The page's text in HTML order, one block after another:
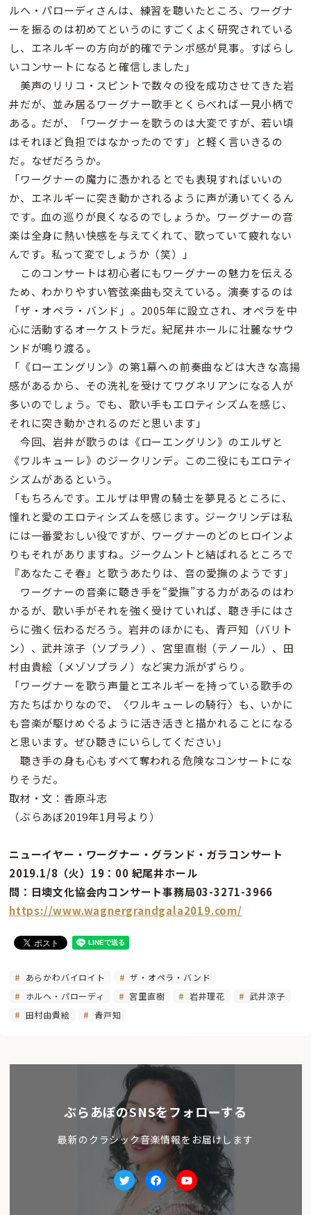
ルヘ・パローディさんは、練習を聴いたところ、ワーグナ
ーを振るのは初めてというのにすごくよく研究されている
し、エネルギーの方向が的確でテンポ感が見事。すばらし
いコンサートになると確信しました」
美声のリリコ・スピントで数々の役を成功させてきた岩
井だが、並み居るワーグナー歌手とくらべれば一見小柄で
ある。だが、「ワーグナーを歌うのは大変ですが、若い頃
はそれほど負担ではなかったのです」と軽く言いきるの
だ。なぜだろうか。
「ワーグナーの魔力に憑かれるとでも表現すればいいの
か、エネルギーに突き動かされるように声が湧いてくるん
です。血の巡りが良くなるのでしょうか。ワーグナーの音
楽は全身に熱い快感を与えてくれて、歌っていて疲れない
んです。私って変でしょうか（笑）」
このコンサートは初心者にもワーグナーの魅力を伝える
ため、わかりやすい管弦楽曲も交えている。演奏するのは
「ザ・オペラ・バンド」。2005年に設立され、オペラを中
心に活動するオーケストラだ。紀尾井ホールに壮麗なサウ
ンドが鳴り渡る。
「《ローエングリン》の第1幕への前奏曲などは大きな高揚
感があるから、その洗礼を受けてワグネリアンになる人が
多いのでしょう。でも、歌い手もエロティシズムを感じ、
それに突き動かされるのだと思います」
今回、岩井が歌うのは《ローエングリン》のエルザと
《ワルキューレ》のジークリンデ。この二役にもエロティ
シズムがあるという。
「もちろんです。エルザは甲冑の騎士を夢見るところに、
憧れと愛のエロティシズムを感じます。ジークリンデは私
には一番愛おしい役ですが、ワーグナーのどのヒロインよ
りもそれがありますね。ジークムントと結ばれるところで
『あなたこそ春』と歌うあたりは、音の愛撫のようです」
ワーグナーの音楽に聴き手を“愛撫”する力があるのはわ
かるが、歌い手がそれを強く受けていれば、聴き手にはさ
らに強く伝わるだろう。岩井のほかにも、青戸知（バリト
ン）、武井涼子（ソプラノ）、宮里直樹（テノール）、田
村由貴絵（メゾソプラノ）など実力派がずらり。
「ワーグナーを歌う声量とエネルギーを持っている歌手の
方たちばかりなので、〈ワルキューレの騎行〉も、いかに
も音楽が駆けめぐるように活き活きと描かれることになる
と思います。ぜひ聴きにいらしてください」
聴き手の身も心もすべて奪われる危険なコンサートにな
りそうだ。
取材・文：香原斗志
（ぶらあぼ2019年1月号より）
ニューイヤー・ワーグナー・グランド・ガラコンサート
2019.1/8（火）19：00 紀尾井ホール
問：日墺文化協会内コンサート事務局03-3271-3966
https://www.wagnergrandgala2019.com/
あらかわバイロイト
ザ・オペラ・バンド
ホルヘ・パローディ
宮里直樹 岩井理花
武井涼子
田村由貴絵
青戸知
ぶらあぼのSNSをフォローする
最新のクラシック音楽情報をお届けします
TwitterfacebookYoutube